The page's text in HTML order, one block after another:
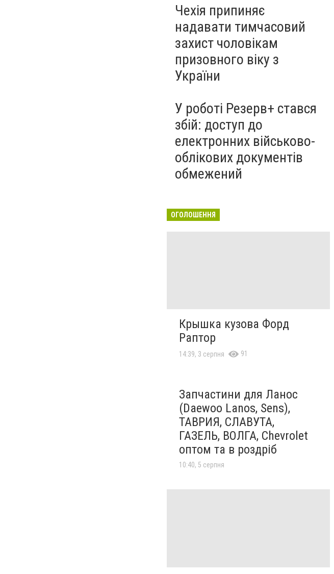
Чехія припиняє
надавати тимчасовий
захист чоловікам
призовного віку з
України
У роботі Резерв+ стався
збій: доступ до
електронних військово-
облікових документів
обмежений
ОГОЛОШЕННЯ
Крышка кузова Форд
Раптор
14:39, 3 серпня 91
Запчастини для Ланос
(Daewoo Lanos, Sens),
ТАВРИЯ, СЛАВУТА,
ГАЗЕЛЬ, ВОЛГА, Chevrolet
оптом та в роздріб
10:40, 5 серпня